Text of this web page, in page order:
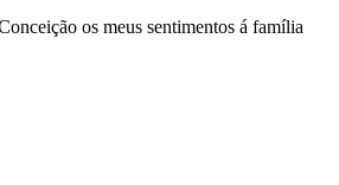
os meus sentimentos á família